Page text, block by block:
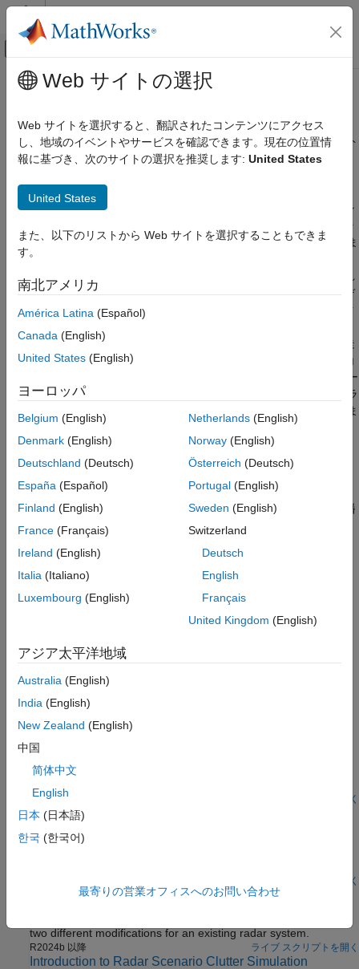
コンテンツへスキップ
オフキャンバス ナビゲーション メ
ドキュメンテーションのホーム
Radar Toolbox
Radar Toolbox 入門
用途
レーダー システム エンジニアリング
シナリオの生成
電力レベルのシミュレーション
測定レベルのシミュレーション
波形レベルのシミュレーション
Radar Toolbox でサポートされているハー
ドウェア
メインコンテンツ
データ合成
レーダー センサーをシミュレーションし、信号、検出、およびト
ラックを生成し、伝播チャネル、クラッター、ターゲット RCS、
さまざまな抽象化レベル (確率的または物理ベース) でレーダー
データをシミュレーションします。より高速なシミュレーション
を行うには、確率的なレーダー検出とトラックを生成して、トラ
ッキング アルゴリズムやセンサー融合アルゴリズムをテストしま
す。より忠実度の高い物理ベースのシミュレーションを行うに
は、環境内を伝播し、ターゲットで反射し、レーダーで受信され
る送信波形をモデル化します。確率モデルから物理ベースのモデ
ルへの移行はプログラムで行います。マルチパス伝播、クラッタ
ターゲットを単純な幾何学的形状、または歩いている歩行者や走
行中の自転車運転者などの複雑な構造として定義します。方位角
と仰角を機械的または電子的にスキャンするアクティブ センサー
とパッシブ センサーの両方をモデル化します。マイクロドップラ
ー シグネチャを抽出して、レーダーの検出とトラックを分類しま
す。
カテゴリ
電力レベルのシミュレーション
システム設計、S/N 比 (SNR)、レーダー断面積 (RCS)、環境伝播
損失、予測検出確率
測定レベルのシミュレーション
処理チェーンのゲインと損失、測定誤差
波形レベルのシミュレーション
高忠実度シミュレーション、信号生成、環境エコー、ターゲット
ト
注目の例
Dynamic Scenario Simulation
Export a power-level Radar Designer session to an equivalent
measurement-level model and simulate the radar and target in
R2024b 以降 ライブ スクリプトを開く
Radar Design Part II: From Radar Data to IQ Signal
ライブ スクリプトを開く
Mission Gap Analysis for Upgrading a Radar System
two different modifications for an existing radar system.
R2024b 以降 ライブ スクリプトを開く
Introduction to Radar Scenario Clutter Simulation
Web サイトの選択
Web サイトを選択すると、翻訳されたコンテンツにアクセス
し、地域のイベントやサービスを確認できます。現在の位置情
報に基づき、次のサイトの選択を推奨します: United States
United States
また、以下のリストから Web サイトを選択することもできま
す。
南北アメリカ
América Latina (Español)
Canada (English)
United States (English)
ヨーロッパ
Belgium (English)
Denmark (English)
Deutschland (Deutsch)
España (Español)
Finland (English)
France (Français)
Ireland (English)
Italia (Italiano)
Luxembourg (English)
Netherlands(English)
Norway(English)
Österreich (Deutsch)
Portugal(English)
Sweden (English)
Switzerland
Deutsch
English
Français
United Kingdom (English)
アジア太平洋地域
Australia (English)
India (English)
New Zealand (English)
中国
简体中文
English
日本 (日本語)
한국 (한국어)
最寄りの営業オフィスへのお問い合わせ